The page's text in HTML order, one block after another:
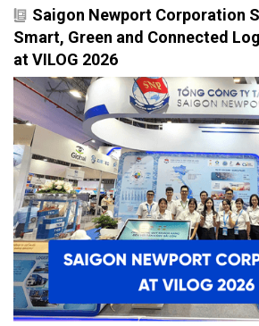
Saigon Newport Corporation
Smart, Green and Connected
at VILOG 2026